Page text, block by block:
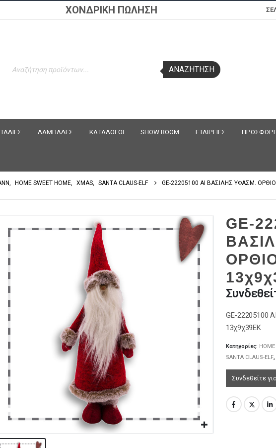
ΧΟΝΔΡΙΚΗ ΠΩΛΗΣΗ
search
ΑΝΑΖΉΤΗΣΗ
ΛΑΜΠΑΔΕΣ ΚΑΤΑΛΟΓΟΙ SHOW ROOM ΕΤΑΙΡΕΙΕΣ
, HOME SWEET HOME, XMAS, SANTA CLAUS-ELF GE-22205100 ΑΙ ΒΑΣΙΛΗΣ ΥΦΑΣΜ.
GE-
GE-22205100
13χ9χ39EK
Κατηγορίες:
SANTA CLAUS-ELF,
Συνδεθείτε